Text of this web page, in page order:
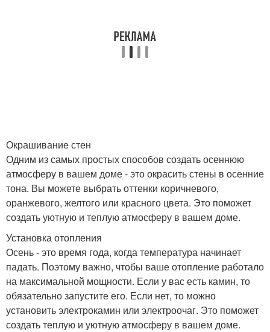
Окрашивание стен
Одним из самых простых способов создать осеннюю
атмосферу в вашем доме - это окрасить стены в осенние
тона. Вы можете выбрать оттенки коричневого,
оранжевого, желтого или красного цвета. Это поможет
создать уютную и теплую атмосферу в вашем доме.
Установка отопления
Осень - это время года, когда температура начинает
падать. Поэтому важно, чтобы ваше отопление работало
на максимальной мощности. Если у вас есть камин, то
обязательно запустите его. Если нет, то можно
установить электрокамин или электроочаг. Это поможет
создать теплую и уютную атмосферу в вашем доме.